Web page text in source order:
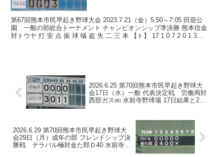
第67回熊本市民早起き野球大会 2023.7.21（金）5:50～7:05 田迎公
園 一般の部総合トーナメント チャンピオンシップ準決勝 熊本信金
対トウヤ 打 安 点 振 球 犠 盗 失 二 三 本 【ト】 17 1 0 7 2 0 1 3...
2026.6.25 第70回熊本市民早起き野球大
会17日（水）一般 代表決定戦 労働局対
西部ガス㈱ 水前寺野球場 17日結果と29
2026.6.29 第70回熊本市民早起き野球大
会29日（月）成年の部 フレンドシップ決
勝戦 テラバル極対金た郎Ｄ40 水前寺野